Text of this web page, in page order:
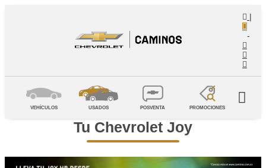
|
-
VEHÍCULOS USADOS POSVENTA PROMOCIONES
Tu Chevrolet Joy